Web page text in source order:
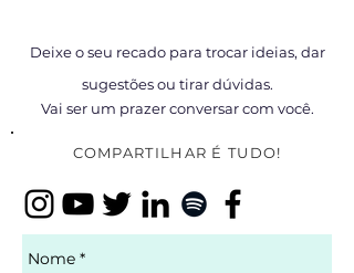
Deixe o seu recado para trocar ideias, dar
sugestões ou tirar dúvidas.
Vai ser um prazer conversar com você.
COMPARTILHAR É TUDO!